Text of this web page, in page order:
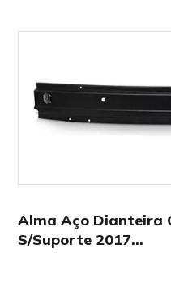
Alma Aço Dianteira
S/Suporte 2017…